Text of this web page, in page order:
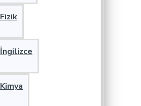
Fizik
İngilizce
Kimya